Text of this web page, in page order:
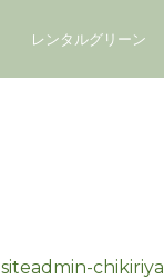
レンタルグリーン
siteadmin-chikiriya